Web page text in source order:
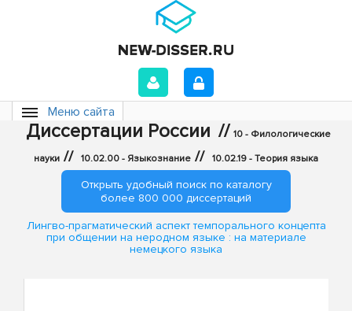
Меню сайта
Диссертации России // 10 - Филологические
науки // 10.02.00 - Языкознание // 10.02.19 - Теория языка
Открыть удобный поиск по каталогу
более 800 000 диссертаций
Лингво-прагматический аспект темпорального концепта
при общении на неродном языке : на материале
немецкого языка